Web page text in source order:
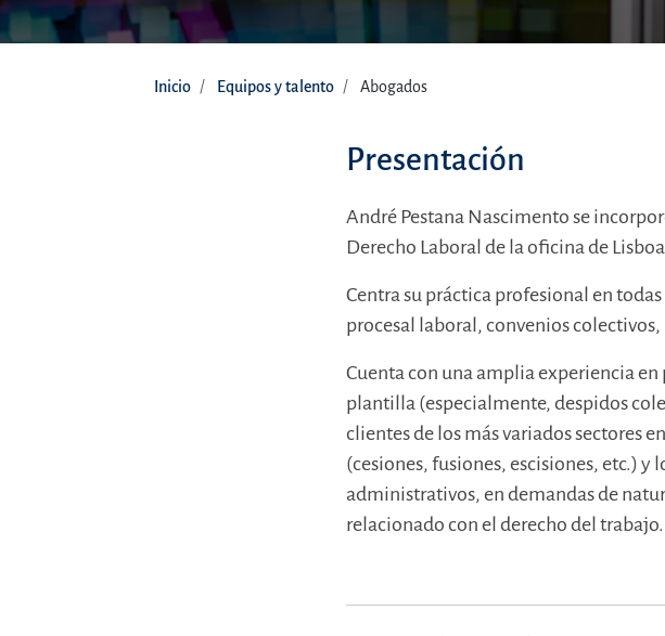
Inicio Equipos y talento Abogados
Presentación
André Pestana Nascimento se
Derecho Laboral de la oficina de
Centra su práctica profesional en
procesal laboral, convenios
Cuenta con una amplia experiencia
plantilla (especialmente, despidos
clientes de los más variados sectores
(cesiones, fusiones, escisiones, etc.)
administrativos, en demandas de
relacionado con el derecho del trabajo.